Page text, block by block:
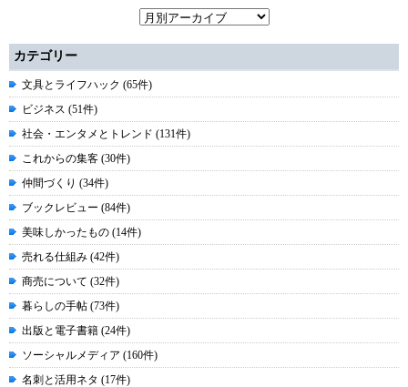
カテゴリー
文具とライフハック (65件)
ビジネス (51件)
社会・エンタメとトレンド (131件)
これからの集客 (30件)
仲間づくり (34件)
ブックレビュー (84件)
美味しかったもの (14件)
売れる仕組み (42件)
商売について (32件)
暮らしの手帖 (73件)
出版と電子書籍 (24件)
ソーシャルメディア (160件)
名刺と活用ネタ (17件)